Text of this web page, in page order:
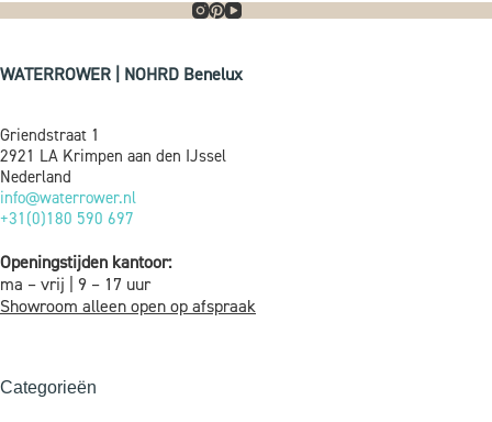
WATERROWER | NOHRD Benelux
Griendstraat 1
2921 LA Krimpen aan den IJssel
Nederland
info@waterrower.nl
+31(0)180 590 697
Openingstijden kantoor:
ma – vrij | 9 – 17 uur
Showroom alleen open op afspraak
Categorieën